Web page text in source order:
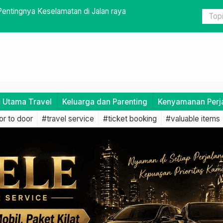
Perjalanan
Utama Travel Keluarga dan Parenting Kenyamanan
to door #travel service #ticket booking #valuable items